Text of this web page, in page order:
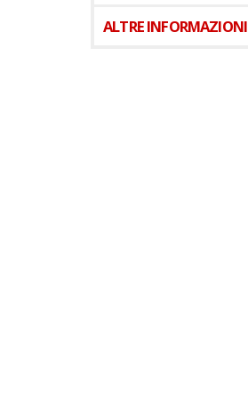
ALTRE INFORMAZIONI